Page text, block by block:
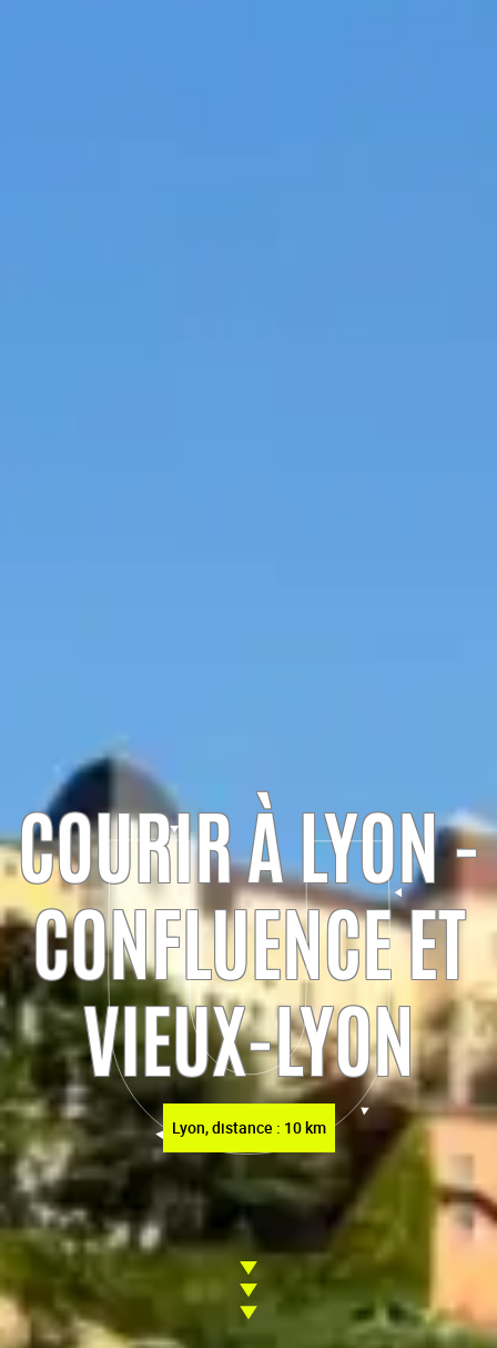
COURIR À LYON -
CONFLUENCE ET
VIEUX-LYON
Lyon, distance : 10 km